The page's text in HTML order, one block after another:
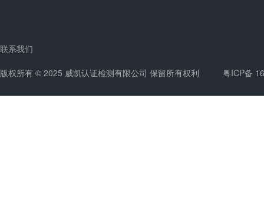
联系我们
版权所有 © 2025 威凯认证检测有限公司 保留所有权利 粤ICP备